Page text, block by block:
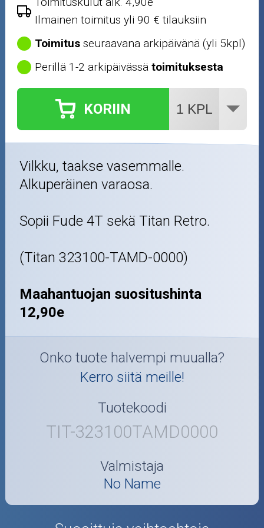
Ilmainen toimitus yli 90 € tilauksiin
Toimitus seuraavana arkipäivänä (yli 5kpl)
Perillä 1-2 arkipäivässätoimituksesta
KORIIN
Vilkku, taakse vasemmalle.
Alkuperäinen varaosa.
Sopii Fude 4T sekä Titan Retro.
(Titan 323100-TAMD-0000)
Maahantuojan suositushinta
12,90e
Onko tuote halvempi muualla?
Kerro siitä meille!
Tuotekoodi
TIT-323100TAMD0000
Valmistaja
No Name